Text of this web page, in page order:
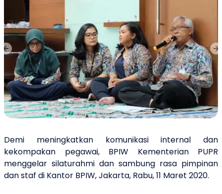
Previous slide
Demi meningkatkan komunikasi internal dan
kekompakan pegawai, BPIW Kementerian PUPR
menggelar silaturahmi dan sambung rasa pimpinan
dan staf di Kantor BPIW, Jakarta, Rabu, 11 Maret 2020.